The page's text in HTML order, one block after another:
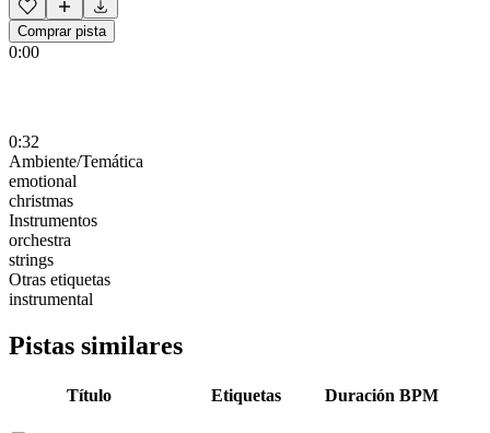
Comprar pista
0:00
0:32
Ambiente/Temática
emotional
christmas
Instrumentos
orchestra
strings
Otras etiquetas
instrumental
Pistas similares
Título Etiquetas Duración BPM